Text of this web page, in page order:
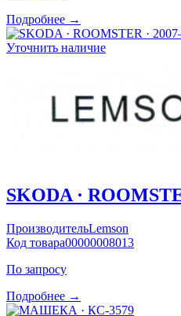
Подробнее →
Уточнить наличие
SKODA ·
ПроизводительLemson
Код товара00000008013
По запросу
Подробнее →